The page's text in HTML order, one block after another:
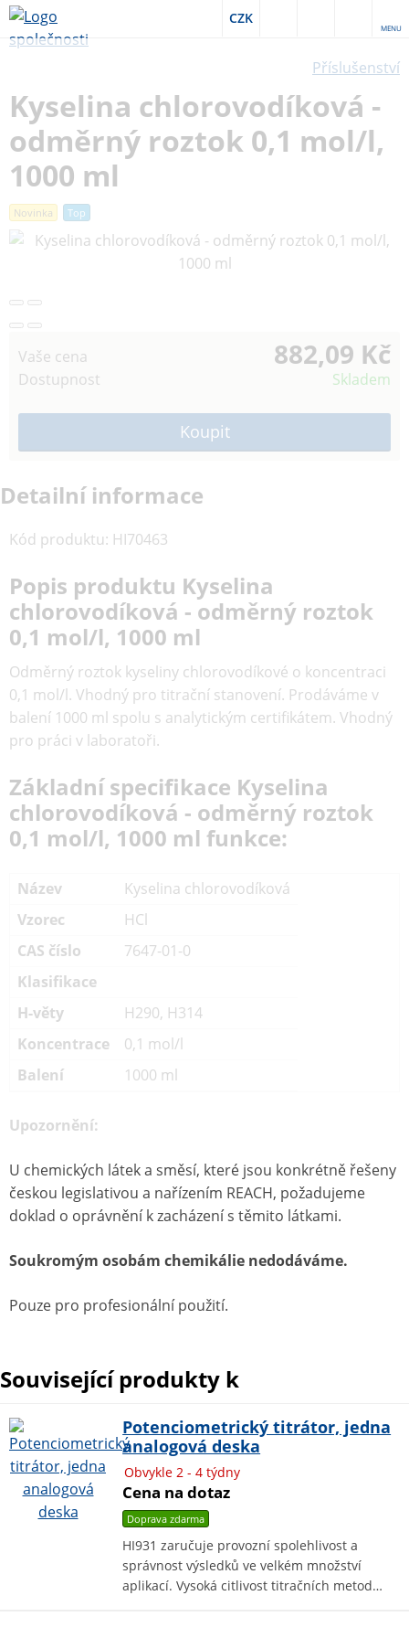
CZK
MENU
Příslušenství
Kyselina chlorovodíková -
odměrný roztok 0,1 mol/l,
1000 ml
Novinka Top
Vaše cena 882,09 Kč
Dostupnost Skladem
Detailní informace
Kód produktu: HI70463
Popis produktu Kyselina
chlorovodíková - odměrný roztok
0,1 mol/l, 1000 ml
Odměrný roztok kyseliny chlorovodíkové o koncentraci
0,1 mol/l. Vhodný pro titrační stanovení. Prodáváme v
balení 1000 ml spolu s analytickým certifikátem. Vhodný
pro práci v laboratoři.
Základní specifikace Kyselina
chlorovodíková - odměrný roztok
0,1 mol/l, 1000 ml funkce:
Název
Kyselina chlorovodíková
Vzorec
HCl
CAS číslo
7647-01-0
Klasifikace
H-věty
H290, H314
Koncentrace
0,1 mol/l
Balení
1000 ml
Upozornění:
U chemických látek a směsí, které jsou konkrétně řešeny
českou legislativou a nařízením REACH, požadujeme
doklad o oprávnění k zacházení s těmito látkami.
Soukromým osobám chemikálie nedodáváme.
Pouze pro profesionální použití.
Související produkty k
Potenciometrický titrátor, jedna
analogová deska
Obvykle 2 - 4 týdny
Cena na dotaz
Doprava zdarma
HI931 zaručuje provozní spolehlivost a
správnost výsledků ve velkém množství
aplikací. Vysoká citlivost titračních metod…